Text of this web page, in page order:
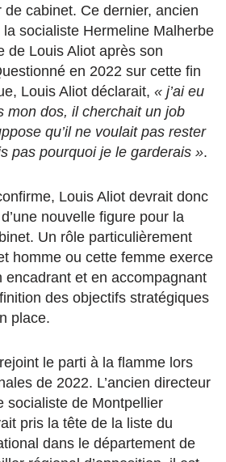
cabinet. Ce dernier, ancien
socialiste Hermeline Malherbe
de Louis Aliot après son
en 2022 sur cette fin
Louis Aliot déclarait, « j’ai eu
mon dos, il cherchait un job
qu’il ne voulait pas rester
pas pourquoi je le garderais ».
Louis Aliot devrait donc
nouvelle figure pour la
Un rôle particulièrement
homme ou cette femme exerce
encadrant et en accompagnant
des objectifs stratégiques
place.
le parti à la flamme lors
de 2022. L’ancien directeur
socialiste de Montpellier
pris la tête de la liste du
dans le département de